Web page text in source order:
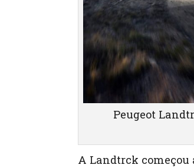
Peugeot
A Landtrck começou